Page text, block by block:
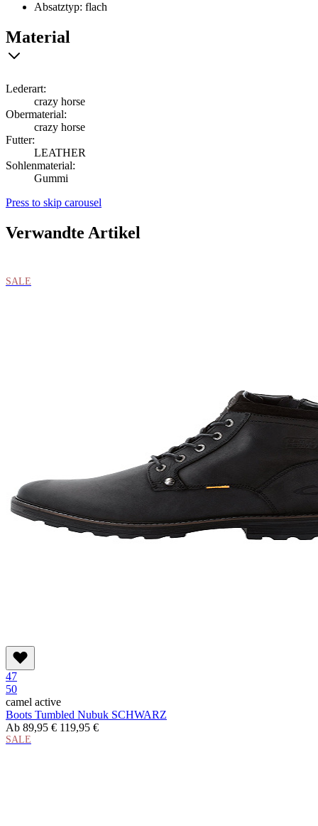
Absatztyp: flach
Material
Lederart:
crazy horse
Obermaterial:
crazy horse
Futter:
LEATHER
Sohlenmaterial:
Gummi
Press to skip carousel
Verwandte Artikel
SALE
47
50
camel active
Boots Tumbled Nubuk SCHWARZ
Ab 89,95 € 119,95 €
SALE